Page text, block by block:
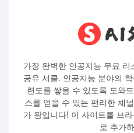
가장 완벽한 인공지능 무료
공유 서클. 인공지능 분야의
련도를 쌓을 수 있도록 도와
스를 얻을 수 있는 편리한 채
가 왕입니다! 이 사이트를 브
로 추가